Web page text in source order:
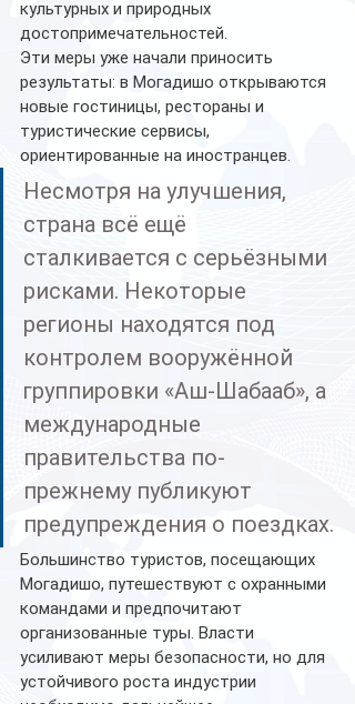
культурных и природных
достопримечательностей.
Эти меры уже начали приносить
результаты: в Могадишо открываются
новые гостиницы, рестораны и
туристические сервисы,
ориентированные на иностранцев.
Несмотря на улучшения,
страна всё ещё
сталкивается с серьёзными
рисками. Некоторые
регионы находятся под
контролем вооружённой
группировки «Аш-Шабааб», а
международные
правительства по-
прежнему публикуют
предупреждения о поездках.
Большинство туристов, посещающих
Могадишо, путешествуют с охранными
командами и предпочитают
организованные туры. Власти
усиливают меры безопасности, но для
устойчивого роста индустрии